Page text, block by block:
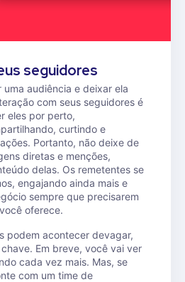
seguidores
audiência e deixar ela
com seus seguidores é
eles por perto,
curtindo e
Portanto, não deixe de
diretas e menções,
delas. Os remetentes se
engajando ainda mais e
sempre que precisarem
oferece.
podem acontecer devagar,
Em breve, você vai ver
cada vez mais. Mas, se
com um time de